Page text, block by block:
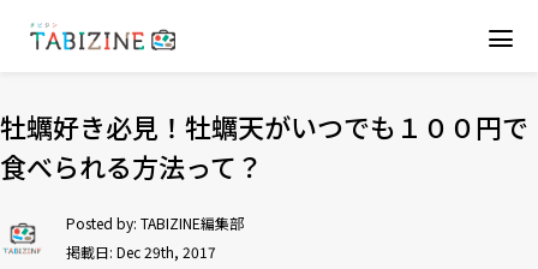
牡蠣好き必見！牡蠣天がいつでも１００円で
食べられる方法って？
Posted by: TABIZINE編集部
掲載日: Dec 29th, 2017